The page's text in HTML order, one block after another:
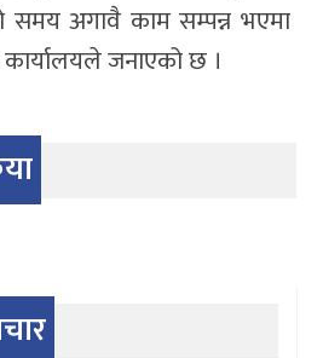
अगावै काम सम्पन्न भएमा
कार्यालयले जनाएको छ ।